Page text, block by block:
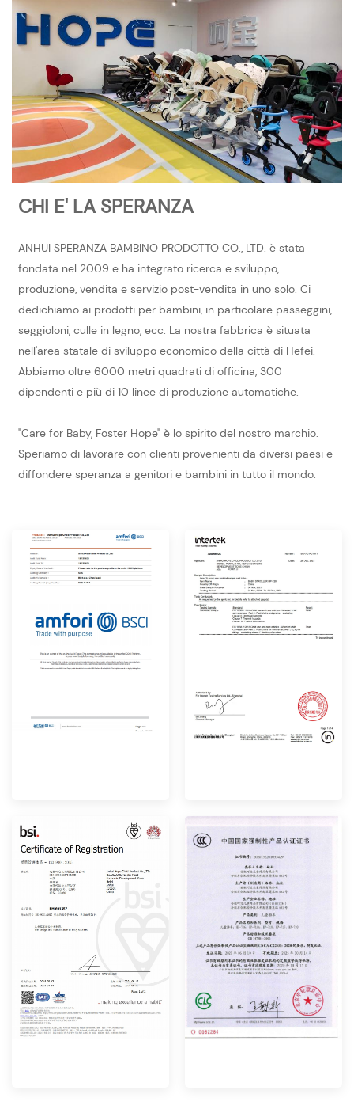
CHI E' LA SPERANZA
ANHUI SPERANZA BAMBINO PRODOTTO CO., LTD. è stata
fondata nel 2009 e ha integrato ricerca e sviluppo,
produzione, vendita e servizio post-vendita in uno solo. Ci
dedichiamo ai prodotti per bambini, in particolare passeggini,
seggioloni, culle in legno, ecc. La nostra fabbrica è situata
nell'area statale di sviluppo economico della città di Hefei.
Abbiamo oltre 6000 metri quadrati di officina, 300
dipendenti e più di 10 linee di produzione automatiche.
"Care for Baby, Foster Hope" è lo spirito del nostro marchio.
Speriamo di lavorare con clienti provenienti da diversi paesi e
diffondere speranza a genitori e bambini in tutto il mondo.